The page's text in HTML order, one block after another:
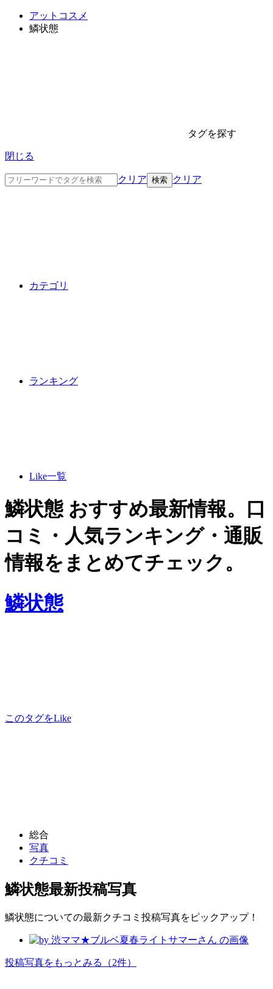
アットコスメ
鱗状態
タグを探す
閉じる
クリア クリア
カテゴリ
ランキング
Like一覧
鱗状態 おすすめ最新情報。口
コミ・人気ランキング・通販
情報をまとめてチェック。
鱗状態
このタグをLike
総合
写真
クチコミ
鱗状態最新投稿写真
鱗状態についての最新クチコミ投稿写真をピックアップ！
投稿写真をもっとみる （2件）